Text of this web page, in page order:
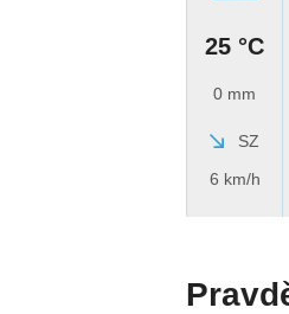
25 °C
0 mm
SZ
6 km/h